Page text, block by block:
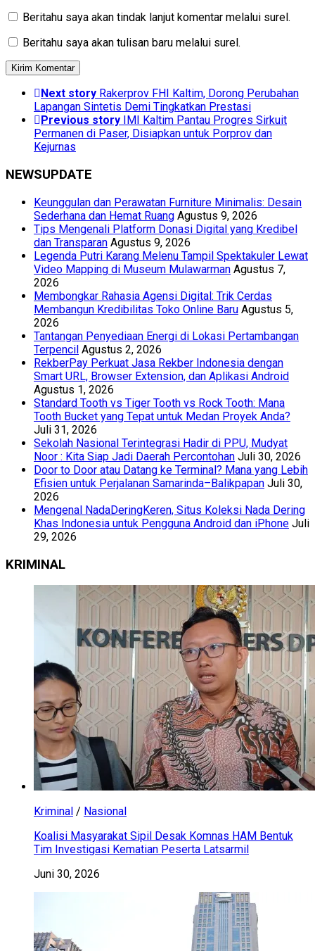
Beritahu saya akan tindak lanjut komentar melalui surel.
Beritahu saya akan tulisan baru melalui surel.
Next story Rakerprov FHI Kaltim, Dorong Perubahan
Lapangan Sintetis Demi Tingkatkan Prestasi
Previous story
IMI Kaltim Pantau Progres Sirkuit
Permanen di Paser, Disiapkan untuk Porprov dan
Kejurnas
NEWSUPDATE
Keunggulan dan Perawatan Furniture Minimalis: Desain
Sederhana dan Hemat Ruang Agustus 9, 2026
Tips Mengenali Platform Donasi Digital yang Kredibel
dan Transparan Agustus 9, 2026
Legenda Putri Karang Melenu Tampil Spektakuler Lewat
Video Mapping di Museum Mulawarman Agustus 7,
2026
Membongkar Rahasia Agensi Digital: Trik Cerdas
Membangun Kredibilitas Toko Online Baru Agustus 5,
2026
Tantangan Penyediaan Energi di Lokasi Pertambangan
Terpencil Agustus 2, 2026
RekberPay Perkuat Jasa Rekber Indonesia dengan
Smart URL, Browser Extension, dan Aplikasi Android
Agustus 1, 2026
Standard Tooth vs Tiger Tooth vs Rock Tooth: Mana
Tooth Bucket yang Tepat untuk Medan Proyek Anda?
Juli 31, 2026
Sekolah Nasional Terintegrasi Hadir di PPU, Mudyat
Noor : Kita Siap Jadi Daerah Percontohan Juli 30, 2026
Door to Door atau Datang ke Terminal? Mana yang Lebih
Efisien untuk Perjalanan Samarinda–Balikpapan Juli 30,
2026
Mengenal NadaDeringKeren, Situs Koleksi Nada Dering
Khas Indonesia untuk Pengguna Android dan iPhone Juli
29, 2026
KRIMINAL
Kriminal / Nasional
Koalisi Masyarakat Sipil Desak Komnas HAM Bentuk
Tim Investigasi Kematian Peserta Latsarmil
Juni 30, 2026